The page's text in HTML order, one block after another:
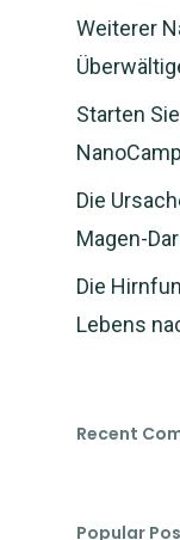
Weiterer
Starten
Die
Magen-
Die
Lebens
Recent
Popular